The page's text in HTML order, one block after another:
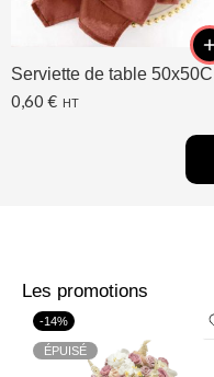
0,60 € HT
Les promotions
-14%
ÉPUISÉ